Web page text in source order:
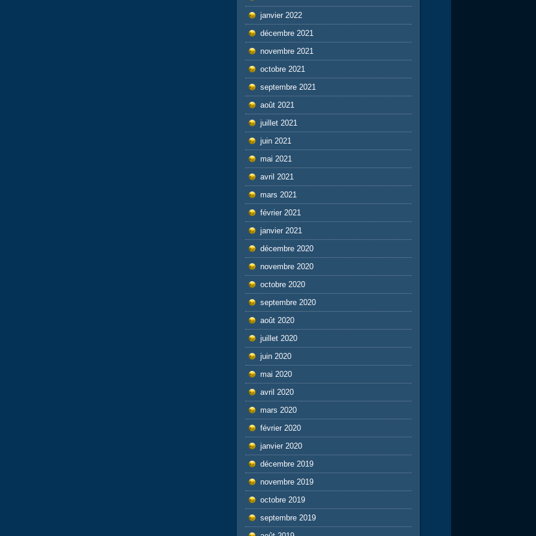
janvier 2022
décembre 2021
novembre 2021
octobre 2021
septembre 2021
août 2021
juillet 2021
juin 2021
mai 2021
avril 2021
mars 2021
février 2021
janvier 2021
décembre 2020
novembre 2020
octobre 2020
septembre 2020
août 2020
juillet 2020
juin 2020
mai 2020
avril 2020
mars 2020
février 2020
janvier 2020
décembre 2019
novembre 2019
octobre 2019
septembre 2019